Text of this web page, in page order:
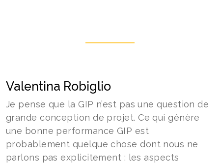
Valentina Robiglio
Je pense que la GIP n’est pas une question de
grande conception de projet. Ce qui génère
une bonne performance GIP est
probablement quelque chose dont nous ne
parlons pas explicitement : les aspects